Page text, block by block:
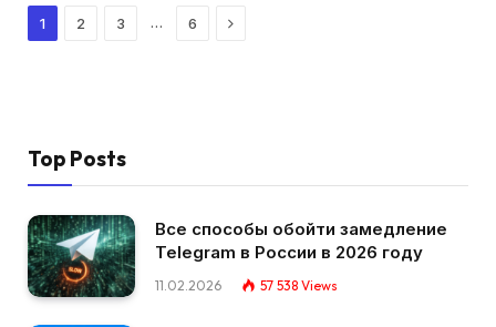
1 2 3 … 6 Next
Top Posts
Все способы обойти замедление
Telegram в России в 2026 году
11.02.2026 57 538 Views